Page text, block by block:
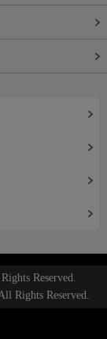
Reserved.
Rights Reserved.